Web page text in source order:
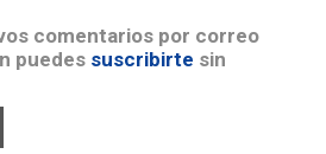
comentarios por correo
puedes suscribirte sin